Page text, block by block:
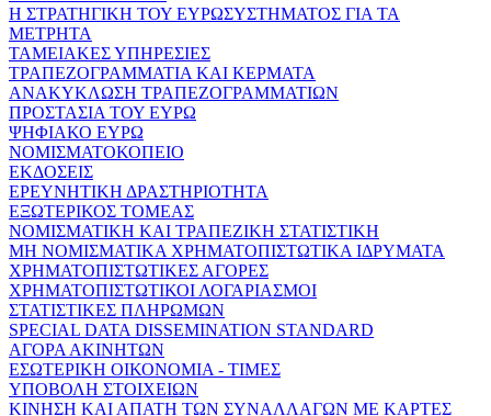
Η ΣΤΡΑΤΗΓΙΚΗ ΤΟΥ ΕΥΡΩΣΥΣΤΗΜΑΤΟΣ ΓΙΑ ΤΑ
ΜΕΤΡΗΤΑ
ΤΑΜΕΙΑΚΕΣ ΥΠΗΡΕΣΙΕΣ
ΤΡΑΠΕΖΟΓΡΑΜΜΑΤΙΑ ΚΑΙ ΚΕΡΜΑΤΑ
ΑΝΑΚΥΚΛΩΣΗ ΤΡΑΠΕΖΟΓΡΑΜΜΑΤΙΩΝ
ΠΡΟΣΤΑΣΙΑ ΤΟΥ ΕΥΡΩ
ΨΗΦΙΑΚΟ ΕΥΡΩ
ΝΟΜΙΣΜΑΤΟΚΟΠΕΙΟ
ΕΚΔΟΣΕΙΣ
ΕΡΕΥΝΗΤΙΚΗ ΔΡΑΣΤΗΡΙΟΤΗΤΑ
ΕΞΩΤΕΡΙΚΟΣ ΤΟΜΕΑΣ
ΝΟΜΙΣΜΑΤΙΚΗ ΚΑΙ ΤΡΑΠΕΖΙΚΗ ΣΤΑΤΙΣΤΙΚΗ
ΜΗ ΝΟΜΙΣΜΑΤΙΚΑ ΧΡΗΜΑΤΟΠΙΣΤΩΤΙΚΑ ΙΔΡΥΜΑΤΑ
ΧΡΗΜΑΤΟΠΙΣΤΩΤΙΚΕΣ ΑΓΟΡΕΣ
ΧΡΗΜΑΤΟΠΙΣΤΩΤΙΚΟΙ ΛΟΓΑΡΙΑΣΜΟΙ
ΣΤΑΤΙΣΤΙΚΕΣ ΠΛΗΡΩΜΩΝ
SPECIAL DATA DISSEMINATION STANDARD
ΑΓΟΡΑ ΑΚΙΝΗΤΩΝ
ΕΣΩΤΕΡΙΚΗ ΟΙΚΟΝΟΜΙΑ - ΤΙΜΕΣ
ΥΠΟΒΟΛΗ ΣΤΟΙΧΕΙΩΝ
ΚΙΝΗΣΗ ΚΑΙ ΑΠΑΤΗ ΤΩΝ ΣΥΝΑΛΛΑΓΩΝ ΜΕ ΚΑΡΤΕΣ